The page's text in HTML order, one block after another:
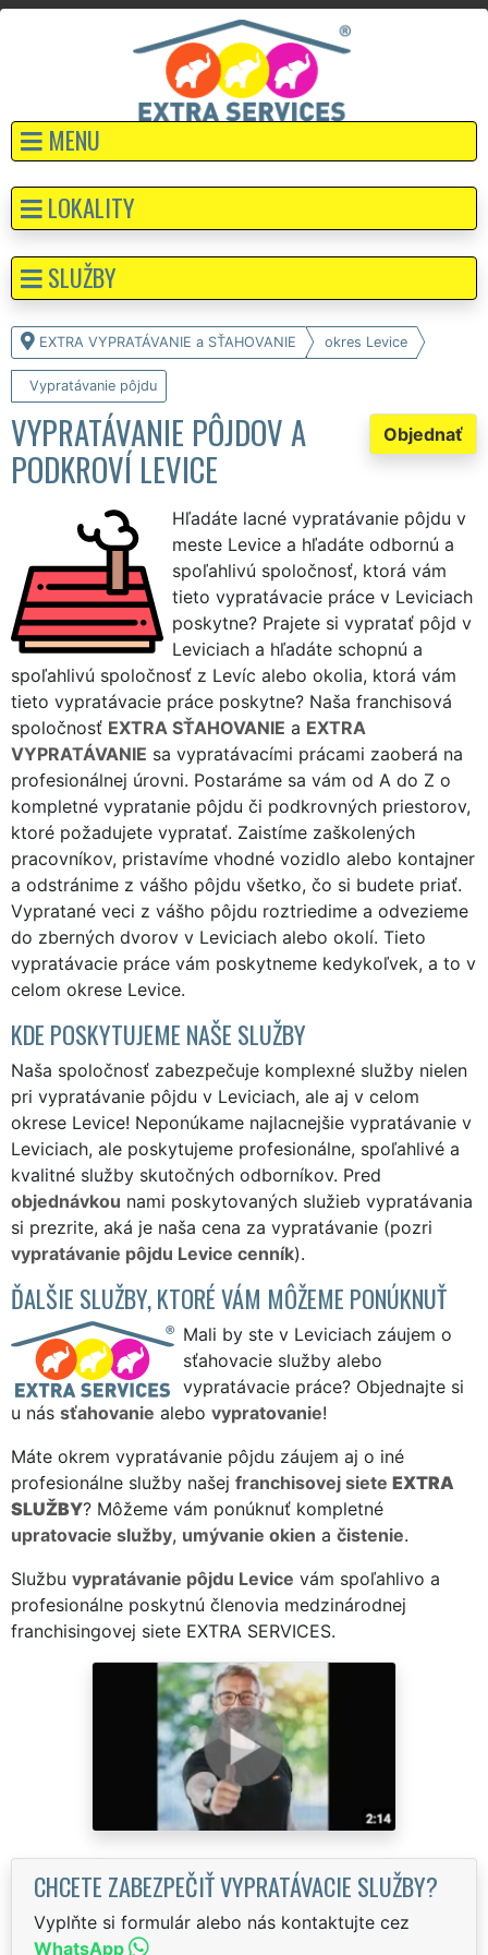
MENU
EXTRA VYPRATÁVANIE a SŤAHOVANIE okres Levice
Vypratávanie pôjdu
Objednať
VYPRATÁVANIE PÔJDOV A
PODKROVÍ LEVICE
Hľadáte lacné vypratávanie pôjdu v
meste Levice a hľadáte odbornú a
spoľahlivú spoločnosť, ktorá vám
tieto vypratávacie práce v Leviciach
poskytne? Prajete si vypratať pôjd v
Leviciach a hľadáte schopnú a
spoľahlivú spoločnosť z Levíc alebo okolia, ktorá vám
tieto vypratávacie práce poskytne? Naša franchisová
spoločnosť EXTRA SŤAHOVANIE a EXTRA
VYPRATÁVANIE sa vypratávacími prácami zaoberá na
profesionálnej úrovni. Postaráme sa vám od A do Z o
kompletné vypratanie pôjdu či podkrovných priestorov,
ktoré požadujete vypratať. Zaistíme zaškolených
pracovníkov, pristavíme vhodné vozidlo alebo kontajner
a odstránime z vášho pôjdu všetko, čo si budete priať.
Vypratané veci z vášho pôjdu roztriedime a odvezieme
do zberných dvorov v Leviciach alebo okolí. Tieto
vypratávacie práce vám poskytneme kedykoľvek, a to v
celom okrese Levice.
KDE POSKYTUJEME NAŠE SLUŽBY
Naša spoločnosť zabezpečuje komplexné služby nielen
pri vypratávanie pôjdu v Leviciach, ale aj v celom
okrese Levice! Neponúkame najlacnejšie vypratávanie v
Leviciach, ale poskytujeme profesionálne, spoľahlivé a
kvalitné služby skutočných odborníkov. Pred
objednávkou nami poskytovaných služieb vypratávania
si prezrite, aká je naša cena za vypratávanie (pozri
vypratávanie pôjdu Levice cenník).
ĎALŠIE SLUŽBY, KTORÉ VÁM MÔŽEME PONÚKNUŤ
Mali by ste v Leviciach záujem o
sťahovacie služby alebo
vypratávacie práce? Objednajte si
u nás sťahovanie alebo vypratovanie!
Máte okrem vypratávanie pôjdu záujem aj o iné
profesionálne služby našej franchisovej siete EXTRA
SLUŽBY? Môžeme vám ponúknuť kompletné
upratovacie služby, umývanie okien a čistenie.
Službu vypratávanie pôjdu Levice vám spoľahlivo a
profesionálne poskytnú členovia medzinárodnej
franchisingovej siete EXTRA SERVICES.
CHCETE ZABEZPEČIŤ VYPRATÁVACIE SLUŽBY?
Vyplňte si formulár alebo nás kontaktujte cez
WhatsApp
LOKALITY
SLUŽBY